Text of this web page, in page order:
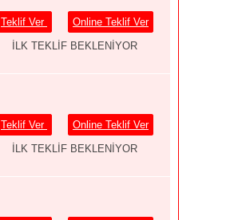
Teklif Ver
Online Teklif Ver
İLK TEKLİF BEKLENİYOR
Teklif Ver
Online Teklif Ver
İLK TEKLİF BEKLENİYOR